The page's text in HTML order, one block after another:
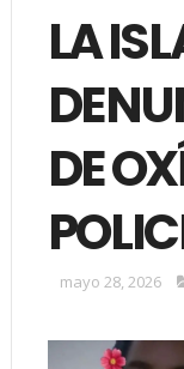
LA
DE
mayo 28, 2026